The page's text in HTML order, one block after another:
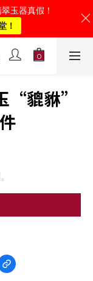
“貔貅”
玉器真假！
！